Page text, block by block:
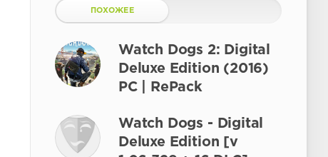
ПОХОЖЕЕ
Watch Dogs 2: Digital
Deluxe Edition (2016)
PC | RePack
Watch Dogs - Digital
Deluxe Edition [v